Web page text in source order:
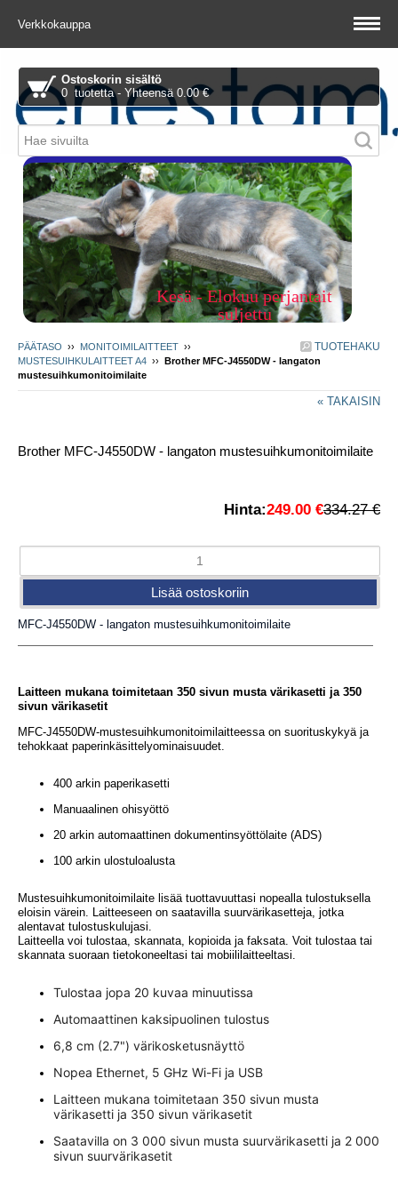
Verkkokauppa
Ostoskorin sisältö
0 tuotetta - Yhteensä 0.00 €
Piitie 1 A, 01510 Vantaa
Kesä - Elokuu perjantait
suljettu
TUOTEHAKU
PÄÄTASO ›› MONITOIMILAITTEET ››
MUSTESUIHKULAITTEET A4 ›› Brother MFC-J4550DW - langaton
mustesuihkumonitoimilaite
« TAKAISIN
Brother MFC-J4550DW - langaton mustesuihkumonitoimilaite
Hinta:249.00 €334.27 €
MFC-J4550DW - langaton mustesuihkumonitoimilaite
Laitteen mukana toimitetaan 350 sivun musta värikasetti ja 350
sivun värikasetit
MFC-J4550DW-mustesuihkumonitoimilaitteessa on suorituskykyä ja
tehokkaat paperinkäsittelyominaisuudet.
400 arkin paperikasetti
Manuaalinen ohisyöttö
20 arkin automaattinen dokumentinsyöttölaite (ADS)
100 arkin ulostuloalusta
Mustesuihkumonitoimilaite lisää tuottavuuttasi nopealla tulostuksella
eloisin värein. Laitteeseen on saatavilla suurvärikasetteja, jotka
alentavat tulostuskulujasi.
Laitteella voi tulostaa, skannata, kopioida ja faksata. Voit tulostaa tai
skannata suoraan tietokoneeltasi tai mobiililaitteeltasi.
Tulostaa jopa 20 kuvaa minuutissa
Automaattinen kaksipuolinen tulostus
6,8 cm (2.7") värikosketusnäyttö
Nopea Ethernet, 5 GHz Wi-Fi ja USB
Laitteen mukana toimitetaan 350 sivun musta
värikasetti ja 350 sivun värikasetit
Saatavilla on 3 000 sivun musta suurvärikasetti ja 2 000
sivun suurvärikasetit